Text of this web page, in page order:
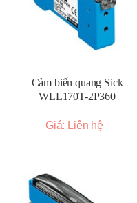
Cảm biến quang Sick
WLL170T-2P360
Giá: Liên hệ